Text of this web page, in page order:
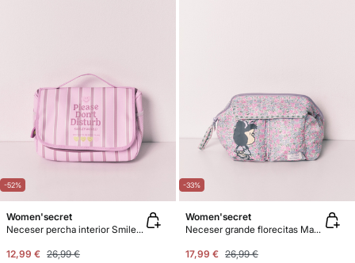
-52%
Women'secret
Neceser percha interior SmileyWorld®
12,99 € 26,99 €
-33%
Women'secret
Neceser grande florecitas Mafalda
17,99 € 26,99 €